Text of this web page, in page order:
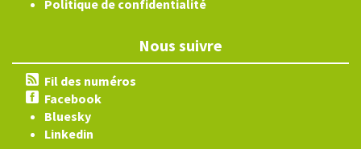
Politique de confidentialité
Nous suivre
Fil des numéros
Facebook
Bluesky
Linkedin